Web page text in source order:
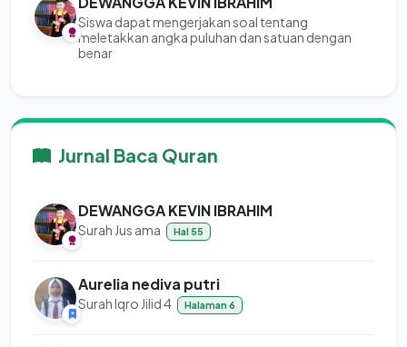
Siswa dapat mengerjakan soal tentang
meletakkan angka puluhan dan satuan dengan
benar
Jurnal Baca Quran
DEWANGGA KEVIN IBRAHIM
Surah Jus ama Hal 55
Aurelia nediva putri
Surah Iqro Jilid 4 Halaman 6